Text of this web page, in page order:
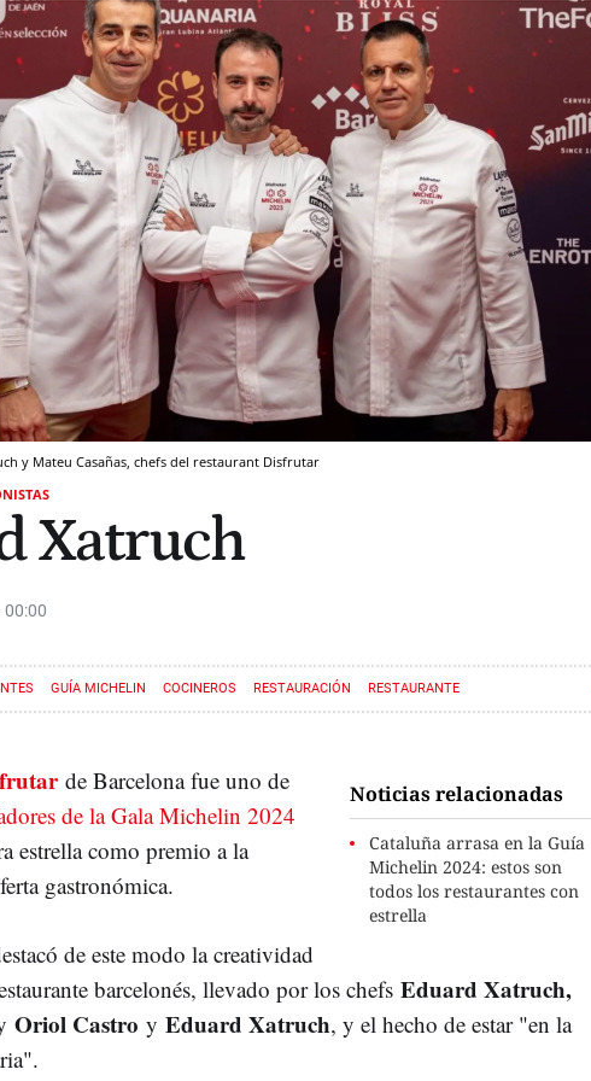
y Mateu Casañas, chefs del restaurant Disfrutar
Xatruch
00:00
GUÍA MICHELIN COCINEROS RESTAURACIÓN RESTAURANTE
Noticias relacionadas
Cataluña arrasa en la Guía
Michelin 2024: estos son
todos los restaurantes con
estrella
de Barcelona fue uno de
de la Gala Michelin 2024
estrella como premio a la
gastronómica.
de este modo la creatividad
barcelonés, llevado por los chefs Eduard Xatruch,
Oriol Castro y Eduard Xatruch, y el hecho de estar "en la